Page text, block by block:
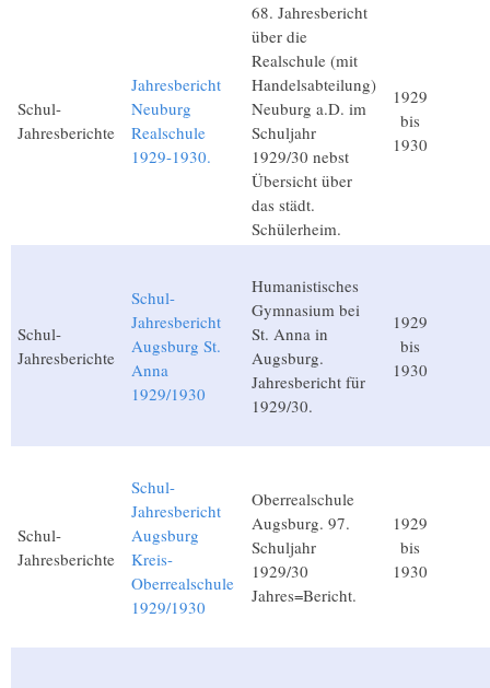
Schul-
Jahresberichte
Jahresbericht
Neuburg
Realschule
1929-1930.
68. Jahresbericht
über die
Realschule (mit
Handelsabteilung)
Neuburg a.D. im
Schuljahr
1929/30 nebst
Übersicht über
das städt.
Schülerheim.
1929
bis
1930
Schul-
Jahresberichte
Schul-
Jahresbericht
Augsburg St.
Anna
1929/1930
Humanistisches
Gymnasium bei
St. Anna in
Augsburg.
Jahresbericht für
1929/30.
1929
bis
1930
Schul-
Jahresberichte
Schul-
Jahresbericht
Augsburg
Kreis-
Oberrealschule
1929/1930
Oberrealschule
Augsburg. 97.
Schuljahr
1929/30
Jahres=Bericht.
1929
bis
1930